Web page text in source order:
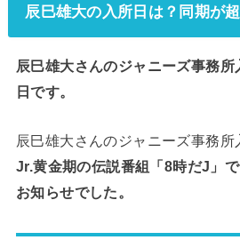
辰巳雄大の入所日は？同期が超
辰巳雄大さんのジャニーズ事務
日です。
辰巳雄大さんのジャニーズ事務所
Jr.黄金期の伝説番組「8時だJ」
お知らせでした。